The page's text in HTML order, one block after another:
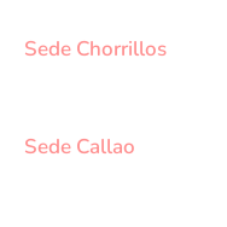
Sede Chorrillos
Sede Callao
Hospital Daniel